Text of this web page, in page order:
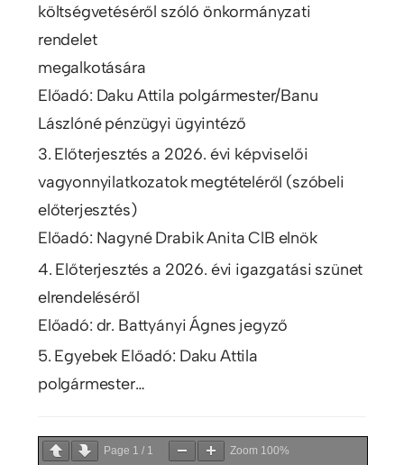
költségvetéséről szóló önkormányzati
rendelet
megalkotására
Előadó: Daku Attila polgármester/Banu
Lászlóné pénzügyi ügyintéző
3. Előterjesztés a 2026. évi képviselői
vagyonnyilatkozatok megtételéről (szóbeli
előterjesztés)
Előadó: Nagyné Drabik Anita ClB elnök
4. Előterjesztés a 2026. évi igazgatási szünet
elrendeléséről
Előadó: dr. Battyányi Ágnes jegyző
5. Egyebek Előadó: Daku Attila
polgármester…
Page 1 / 1 Zoom 100%